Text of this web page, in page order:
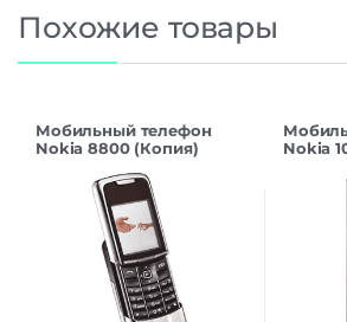
Похожие товары
Мобильный телефон
Nokia 8800 (Копия)
Nokia